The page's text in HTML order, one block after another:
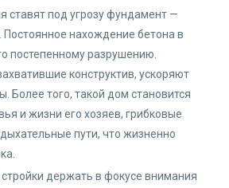
ставят под угрозу фундамент —
Постоянное нахождение бетона в
постепенному разрушению.
конструктив, ускоряют
Более того, такой дом становится
и жизни его хозяев, грибковые
пути, что жизненно
держать в фокусе внимания